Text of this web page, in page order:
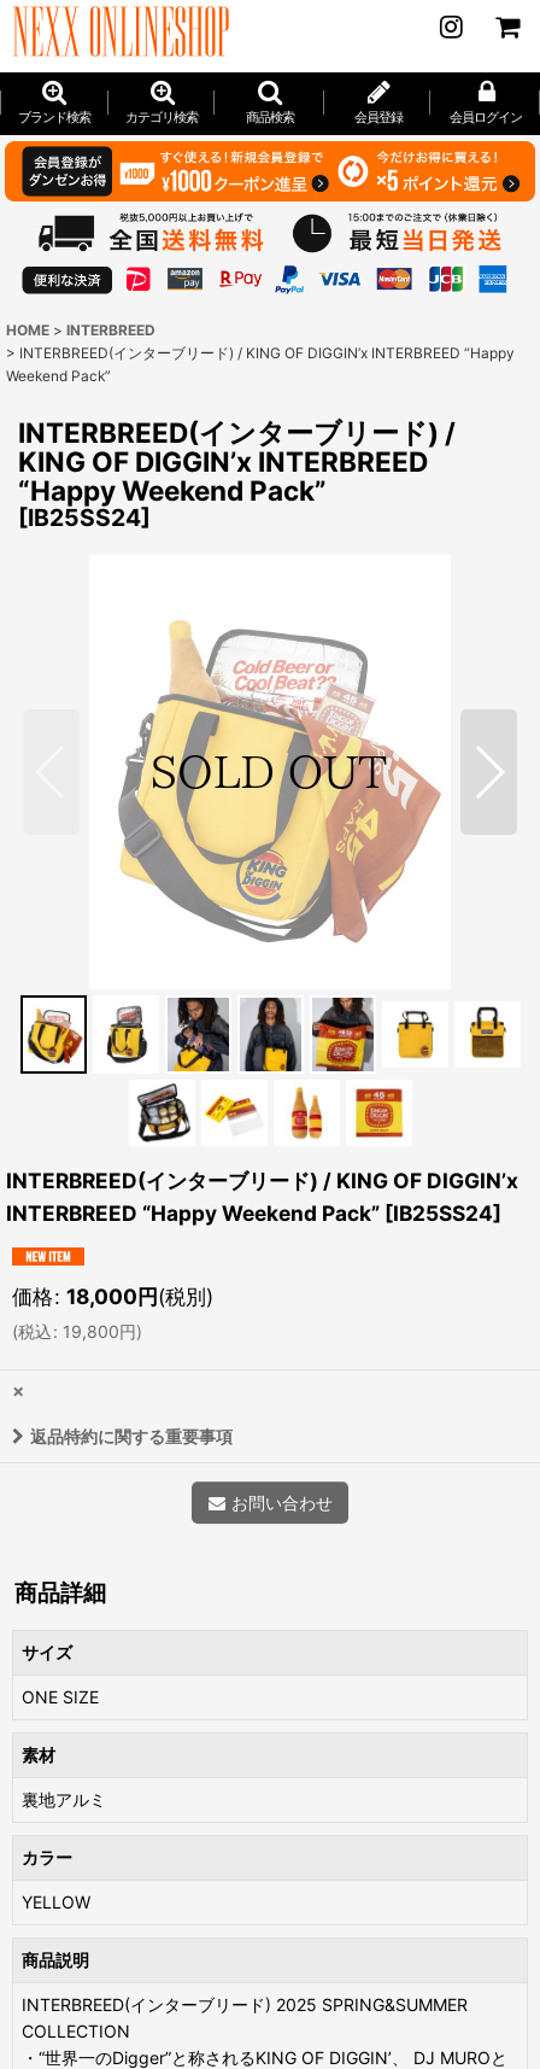
ブランド検索 カテゴリ検索 商品検索 会員登録 会員ログイン
HOME > INTERBREED
> INTERBREED(インターブリード) / KING OF DIGGIN’x INTERBREED “Happy
Weekend Pack”
INTERBREED(インターブリード) /
KING OF DIGGIN’x INTERBREED
“Happy Weekend Pack”
[IB25SS24]
INTERBREED(インターブリード) / KING OF DIGGIN’x
INTERBREED “Happy Weekend Pack” [IB25SS24]
価格: 18,000円(税別)
(税込: 19,800円)
×
返品特約に関する重要事項
お問い合わせ
商品詳細
サイズ
ONE SIZE
素材
裏地アルミ
カラー
YELLOW
商品説明
INTERBREED(インターブリード) 2025 SPRING&SUMMER
COLLECTION
・“世界一のDigger”と称されるKING OF DIGGIN’、 DJ MUROと